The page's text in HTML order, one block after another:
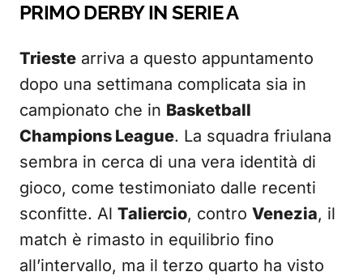
PRIMO DERBY IN SERIE A
Trieste arriva a questo appuntamento
dopo una settimana complicata sia in
campionato che in Basketball
Champions League. La squadra friulana
sembra in cerca di una vera identità di
gioco, come testimoniato dalle recenti
sconfitte. Al Taliercio, contro Venezia, il
match è rimasto in equilibrio fino
all’intervallo, ma il terzo quarto ha visto